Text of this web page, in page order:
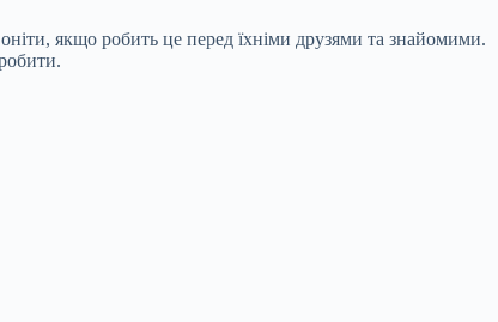
якщо робить це перед їхніми друзями та знайомими.